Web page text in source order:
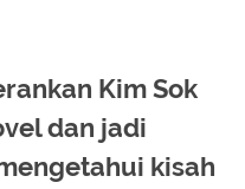
Kim Sok
dan jadi
kisah